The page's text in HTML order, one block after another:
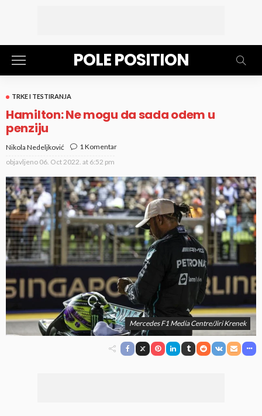
POLE POSITION
TRKE I TESTIRANJA
Hamilton: Ne mogu da sada odem u
penziju
Nikola Nedeljković
1 Komentar
objavljeno 06. Oct 2022. at 6:52 pm
Mercedes F1 Media Centre/Jiri Krenek